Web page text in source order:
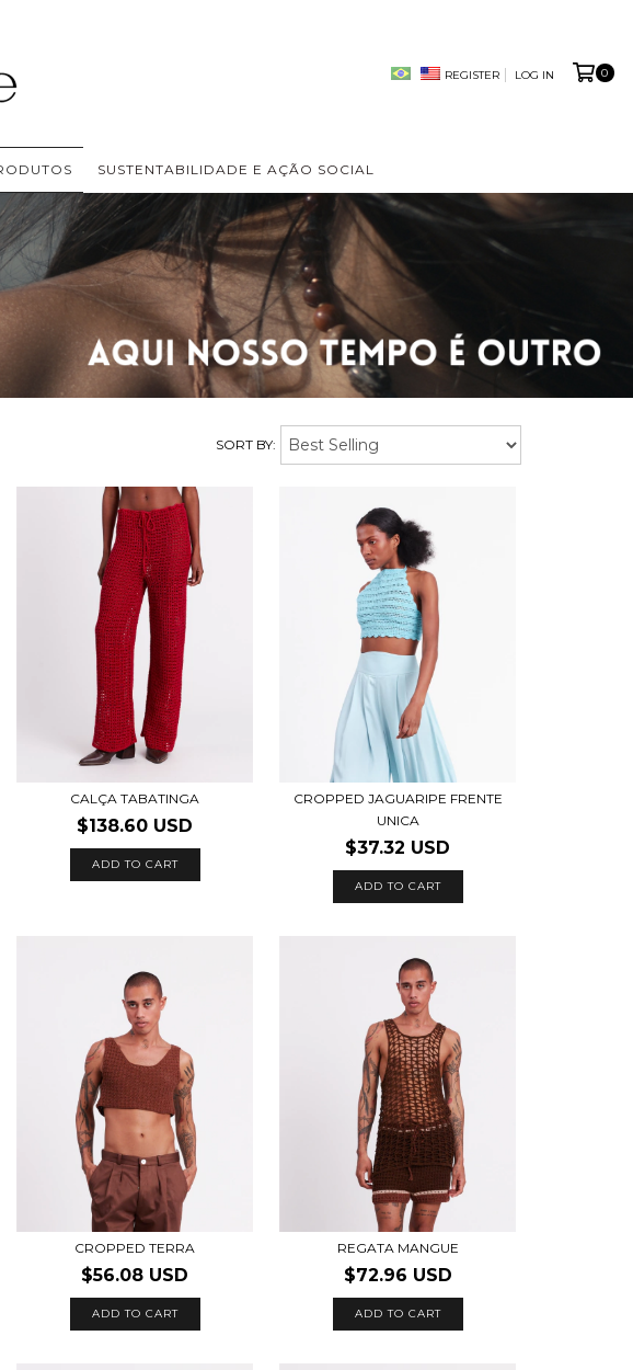
REGISTER LOG IN 0
SUSTENTABILIDADE E AÇÃO SOCIAL
SORT BY:
CALÇA TABATINGA
$138.60 USD
ADD TO CART
CROPPED JAGUARIPE FRENTE
UNICA
$37.32 USD
ADD TO CART
CROPPED TERRA
$56.08 USD
ADD TO CART
REGATA MANGUE
$72.96 USD
ADD TO CART